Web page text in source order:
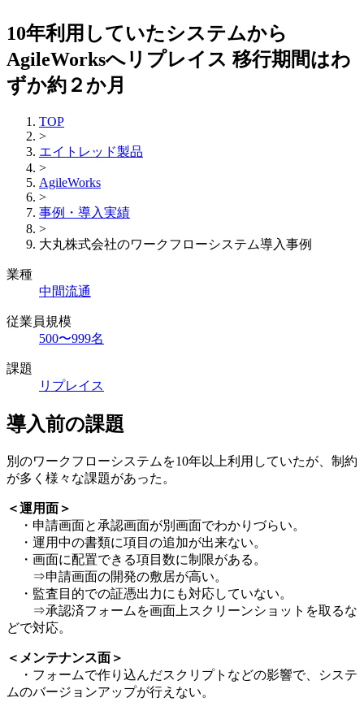
10年利用していたシステムから
AgileWorksへリプレイス 移行期間はわ
ずか約２か月
TOP
>
エイトレッド製品
>
AgileWorks
>
事例・導入実績
>
大丸株式会社のワークフローシステム導入事例
業種
中間流通
従業員規模
500〜999名
課題
リプレイス
導入前の課題
別のワークフローシステムを10年以上利用していたが、制約
が多く様々な課題があった。
＜運用面＞
・申請画面と承認画面が別画面でわかりづらい。
・運用中の書類に項目の追加が出来ない。
・画面に配置できる項目数に制限がある。
⇒申請画面の開発の敷居が高い。
・監査目的での証憑出力にも対応していない。
⇒承認済フォームを画面上スクリーンショットを取るな
どで対応。
＜メンテナンス面＞
・フォームで作り込んだスクリプトなどの影響で、システ
ムのバージョンアップが行えない。